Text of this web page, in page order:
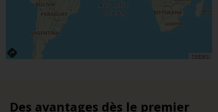
Des avantages dès le premier